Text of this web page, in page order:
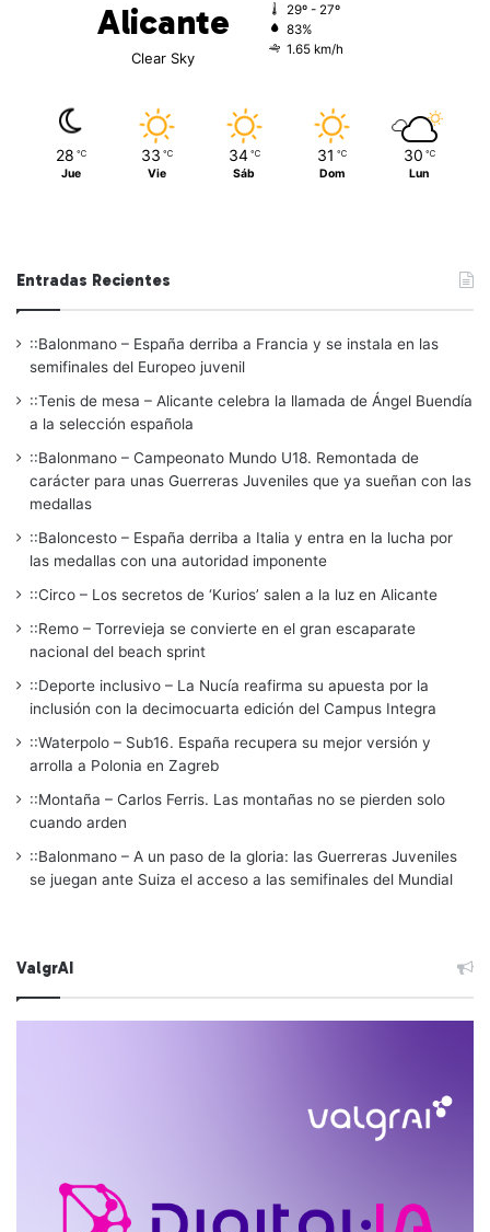
Alicante
Clear Sky
29º - 27º
83%
1.65 km/h
28 ℃
Jue
33 ℃
Vie
34 ℃
Sáb
31 ℃
Dom
30 ℃
Lun
Entradas Recientes
::Balonmano – España derriba a Francia y se instala en las
semifinales del Europeo juvenil
::Tenis de mesa – Alicante celebra la llamada de Ángel Buendía
a la selección española
::Balonmano – Campeonato Mundo U18. Remontada de
carácter para unas Guerreras Juveniles que ya sueñan con las
medallas
::Baloncesto – España derriba a Italia y entra en la lucha por
las medallas con una autoridad imponente
::Circo – Los secretos de ‘Kurios’ salen a la luz en Alicante
::Remo – Torrevieja se convierte en el gran escaparate
nacional del beach sprint
::Deporte inclusivo – La Nucía reafirma su apuesta por la
inclusión con la decimocuarta edición del Campus Integra
::Waterpolo – Sub16. España recupera su mejor versión y
arrolla a Polonia en Zagreb
::Montaña – Carlos Ferris. Las montañas no se pierden solo
cuando arden
::Balonmano – A un paso de la gloria: las Guerreras Juveniles
se juegan ante Suiza el acceso a las semifinales del Mundial
ValgrAI